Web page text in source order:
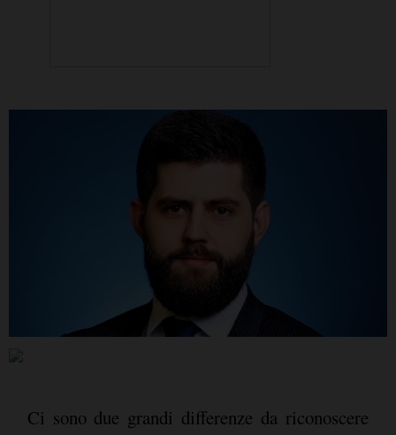
Ci sono due grandi differenze da riconoscere